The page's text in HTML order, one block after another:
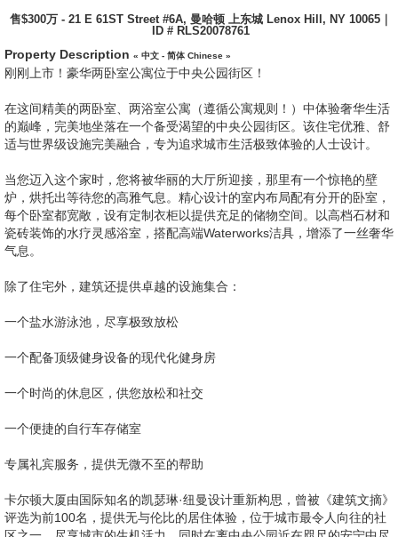
售$300万 - 21 E 61ST Street #6A, 曼哈顿 上东城 Lenox Hill, NY 10065｜
ID # RLS20078761
Property Description « 中文 - 简体 Chinese »
刚刚上市！豪华两卧室公寓位于中央公园街区！
在这间精美的两卧室、两浴室公寓（遵循公寓规则！）中体验奢华生活
的巅峰，完美地坐落在一个备受渴望的中央公园街区。该住宅优雅、舒
适与世界级设施完美融合，专为追求城市生活极致体验的人士设计。
当您迈入这个家时，您将被华丽的大厅所迎接，那里有一个惊艳的壁
炉，烘托出等待您的高雅气息。精心设计的室内布局配有分开的卧室，
每个卧室都宽敞，设有定制衣柜以提供充足的储物空间。以高档石材和
瓷砖装饰的水疗灵感浴室，搭配高端Waterworks洁具，增添了一丝奢华
气息。
除了住宅外，建筑还提供卓越的设施集合：
一个盐水游泳池，尽享极致放松
一个配备顶级健身设备的现代化健身房
一个时尚的休息区，供您放松和社交
一个便捷的自行车存储室
专属礼宾服务，提供无微不至的帮助
卡尔顿大厦由国际知名的凯瑟琳·纽曼设计重新构思，曾被《建筑文摘》
评选为前100名，提供无与伦比的居住体验，位于城市最令人向往的社